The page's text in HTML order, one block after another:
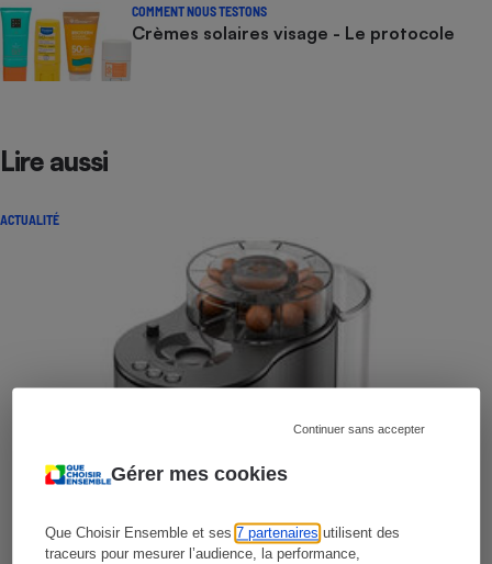
Gérer mes cookies
Que Choisir Ensemble et ses7 partenaires utilisent des
traceurs pour mesurer l’audience, la performance,
Continuer sans accepter
COMMENT NOUS TESTONS
Crèmes solaires visage - Le protocole
Lire aussi
ACTUALITÉ